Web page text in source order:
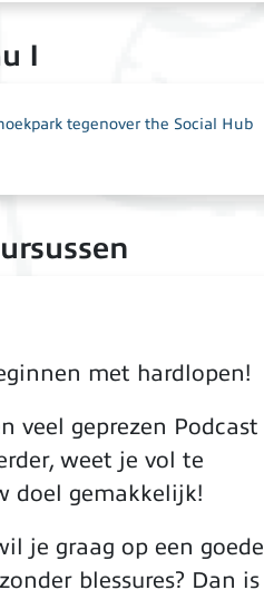
I
tegenover the Social Hub
met hardlopen!
veel geprezen Podcast
weet je vol te
doel gemakkelijk!
je graag op een goede
blessures? Dan is